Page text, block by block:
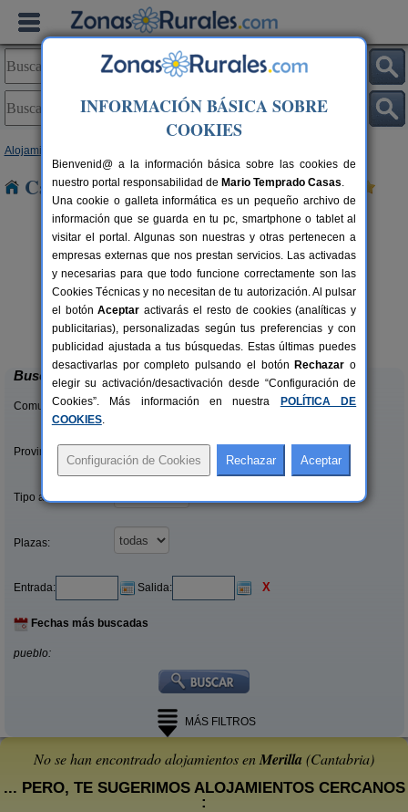
Alojamientos
Casas Rurales cerca de Merilla
33+1 pers.
desde24 €
Casa Rural Campoo
Naveda (Cantabria)
Buscar
Comunidades:
Provincias/Islas:
Tipo alquiler:
Plazas:
Entrada: Salida: X
Fechas más buscadas
pueblo:
MÁS FILTROS
No se han encontrado alojamientos enMerilla (Cantabria)
... PERO, TE SUGERIMOS ALOJAMIENTOS CERCANOS
:
INFORMACIÓN BÁSICA SOBRE
COOKIES
Bienvenid@ a la información básica sobre las cookies de
nuestro portal responsabilidad de Mario Temprado Casas.
Una cookie o galleta informática es un pequeño archivo de
información que se guarda en tu pc, smartphone o tablet al
visitar el portal. Algunas son nuestras y otras pertenecen a
empresas externas que nos prestan servicios. Las activadas
y necesarias para que todo funcione correctamente son las
Cookies Técnicas y no necesitan de tu autorización. Al pulsar
el botónAceptar activarás el resto de cookies (analíticas y
publicitarias), personalizadas según tus preferencias y con
publicidad ajustada a tus búsquedas. Estas últimas puedes
desactivarlas por completo pulsando el botón Rechazar o
elegir su activación/desactivación desde “Configuración de
Cookies”. Más información en nuestra
POLÍTICA DE
COOKIES.